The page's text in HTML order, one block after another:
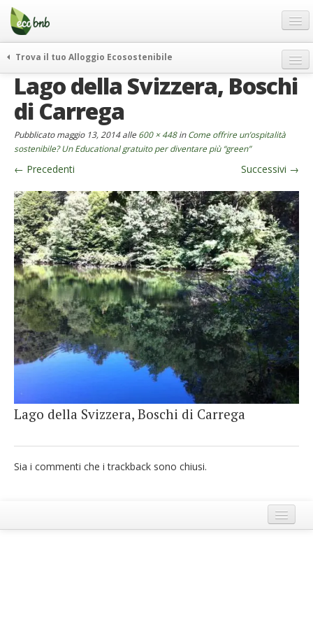
Menu
Salta
contenuto
Offerte Speciali
Regali
FAQ
Chi Siamo
Partner
Contatti
Italiano
German
English
Spanish
French
Italiano
Trova il tuo Alloggio Ecosostenibile
weekend green
itinerari
curiosità
vivere e viaggiare verde
news ed eventi
rassegna stampa
Lago della Svizzera, Boschi
di Carrega
Pubblicatomaggio 13, 2014alle 600 × 448inCome offrire un’ospitalità
sostenibile? Un Educational gratuito per diventare più “green”
← Precedenti Successivi →
Lago della Svizzera, Boschi di Carrega
Sia i commenti che i trackback sono chiusi.